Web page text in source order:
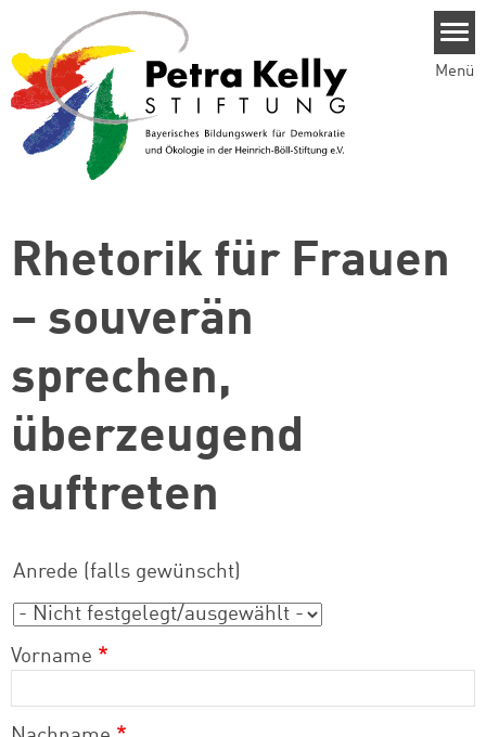
Menü
Rhetorik für Frauen
– souverän
sprechen,
überzeugend
auftreten
Anrede (falls gewünscht)
Anrede (falls gewünscht)
Vorname